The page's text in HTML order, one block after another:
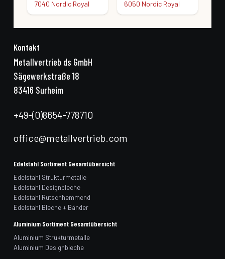
7040 Nordic Royal 6050 Nordic Royal
Kontakt
Metallvertrieb ds GmbH
Sägewerkstraße 18
83416 Surheim
+49-(0)8654-778710
office@metallvertrieb.com
Edelstahl Sortiment Gesamtübersicht
Edelstahl Strukturmetalle
Edelstahl Designbleche
Edelstahl Rutschhemmend
Edelstahl Bleche + Bänder
Aluminium Sortiment Gesamtübersicht
Aluminium Strukturmetalle
Aluminium Designbleche